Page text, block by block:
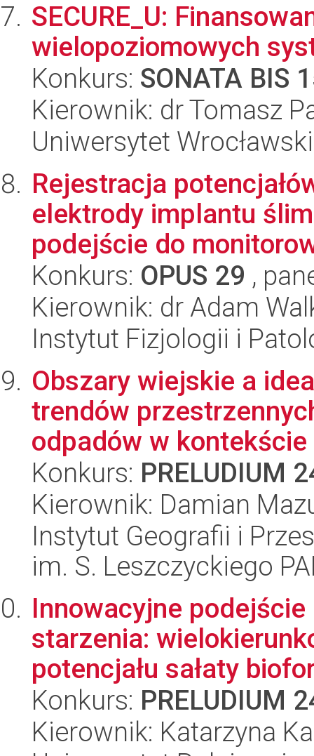
SECURE_U:
wielopoziomowych
Konkurs: SONATA BIS
Kierownik: dr Tomasz
Uniwersytet Wrocławski
Rejestracja
elektrody implantu
podejście do
Konkurs: OPUS 29 ,
Kierownik: dr Adam
Instytut Fizjologii i
Obszary wiejskie a
trendów
odpadów w
Konkurs: PRELUDIUM
Kierownik: Damian
Instytut Geografii i
im. S. Leszczyckiego
Innowacyjne
starzenia:
potencjału sałaty
Konkurs: PRELUDIUM
Kierownik: Katarzyna